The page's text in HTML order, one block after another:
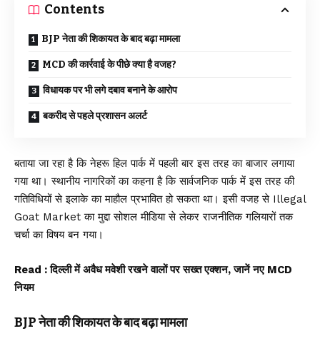
Contents
BJP नेता की शिकायत के बाद बढ़ा मामला
MCD की कार्रवाई के पीछे क्या है वजह?
विधायक पर भी लगे दबाव बनाने के आरोप
बकरीद से पहले प्रशासन अलर्ट
बताया जा रहा है कि नेहरू हिल पार्क में पहली बार इस तरह का बाजार लगाया
गया था। स्थानीय नागरिकों का कहना है कि सार्वजनिक पार्क में इस तरह की
गतिविधियों से इलाके का माहौल प्रभावित हो सकता था। इसी वजह से Illegal
Goat Market का मुद्दा सोशल मीडिया से लेकर राजनीतिक गलियारों तक
चर्चा का विषय बन गया।
Read :दिल्ली में अवैध मवेशी रखने वालों पर सख्त एक्शन, जानें नए MCD
नियम
BJP नेता की शिकायत के बाद बढ़ा मामला